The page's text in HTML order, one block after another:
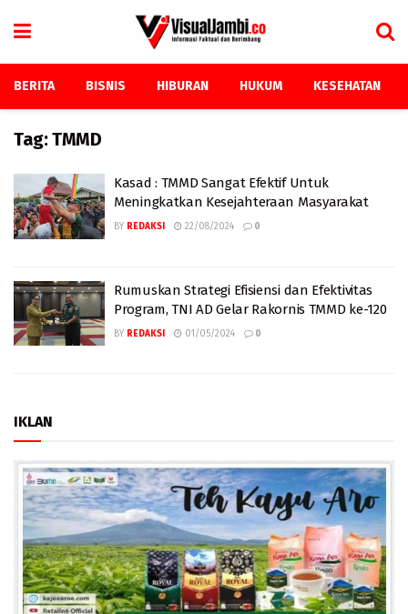
BERITA BISNIS HIBURAN HUKUM KESEHATAN
Tag:TMMD
Kasad : TMMD Sangat Efektif Untuk
Meningkatkan Kesejahteraan Masyarakat
BY REDAKSI 22/08/2024 0
Rumuskan Strategi Efisiensi dan Efektivitas
Program, TNI AD Gelar Rakornis TMMD ke-120
BY REDAKSI 01/05/2024 0
IKLAN